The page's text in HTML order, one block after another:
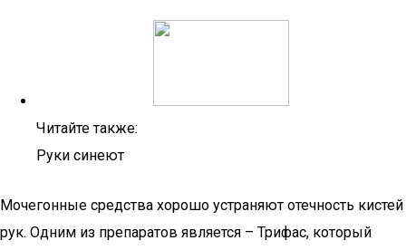
Читайте также:
Руки синеют
Мочегонные средства хорошо устраняют отечность кистей
рук. Одним из препаратов является – Трифас, который